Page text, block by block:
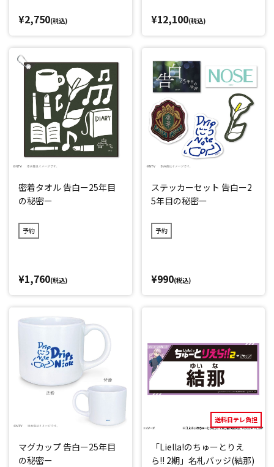
¥2,750(税込) ¥12,100(税込)
密着タオル 告白ー25年目
の秘密ー
予約
¥1,760(税込)
ステッカーセット 告白ー2
5年目の秘密ー
予約
¥990(税込)
マグカップ 告白ー25年目
の秘密ー
送料日テレ負担
「Liella!のちゅーとりえ
ら!! 2期」名札バッジ(結那)